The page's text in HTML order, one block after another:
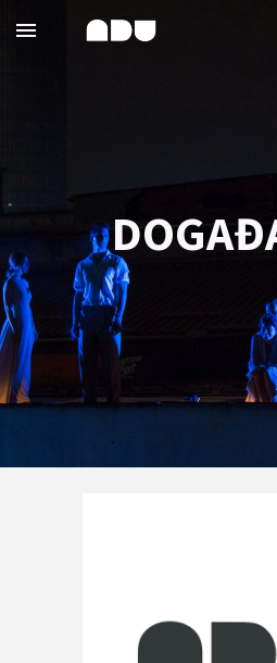
Skip to main content